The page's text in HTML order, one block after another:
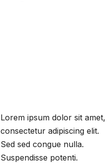
Lorem ipsum dolor sit amet,
consectetur adipiscing elit.
Sed sed congue nulla.
Suspendisse potenti.